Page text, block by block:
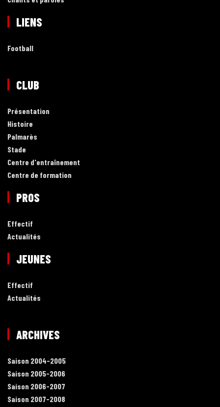
LIENS
Football
CLUB
Présentation
Histoire
Palmarès
Stade
Centre d'entraînement
Centre de formation
PROS
Effectif
Actualités
JEUNES
Effectif
Actualités
ARCHIVES
Saison 2004-2005
Saison 2005-2006
Saison 2006-2007
Saison 2007-2008